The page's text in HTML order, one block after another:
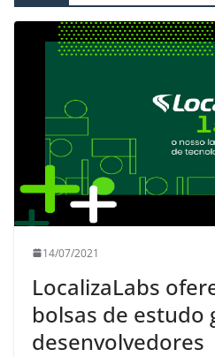
14/07/2021
LocalizaLabs
bolsas de estudo
desenvolvedores